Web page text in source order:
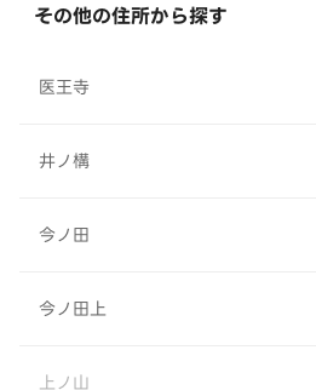
その他の住所から探す
医王寺
井ノ構
今ノ田
今ノ田上
上ノ山